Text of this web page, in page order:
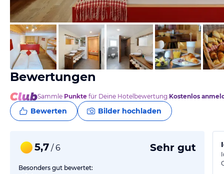
vom Hotelier, August 2016
Bewertungen
Sammle Punkte für Deine Hotelbewertung.Kostenlos
Bewerten Bilder hochladen
5,7 / 6 Sehr gut
Besonders gut bewertet: